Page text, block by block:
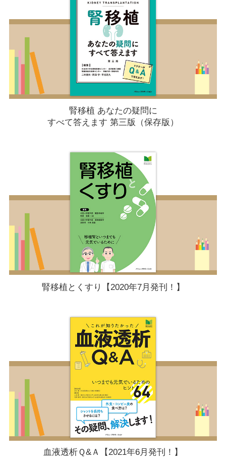
腎移植 あなたの疑問に
すべて答えます 第三版（保存版）
腎移植とくすり【2020年7月発刊！】
血液透析Ｑ&Ａ【2021年6月発刊！】